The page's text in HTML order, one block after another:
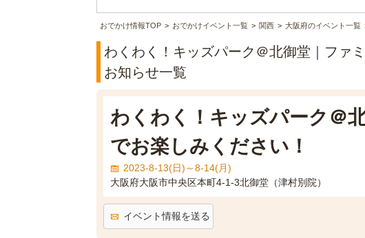
おでかけ情報TOP おでかけイベント一覧 関西 大阪府のイベント一覧
わくわく！キッズパーク＠北御堂｜ファ
お知らせ一覧
わくわく！キッズパーク＠
でお楽しみください！
2023-8-13(日)～8-14(月)
大阪府大阪市中央区本町4-1-3北御堂（津村別院）
イベント情報を送る